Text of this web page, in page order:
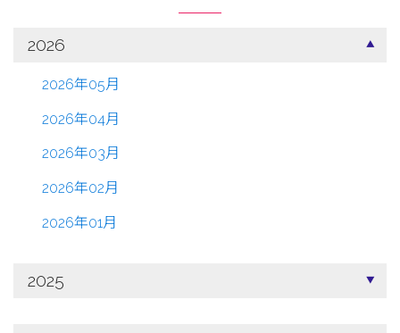
2026
2026年05月
2026年04月
2026年03月
2026年02月
2026年01月
2025